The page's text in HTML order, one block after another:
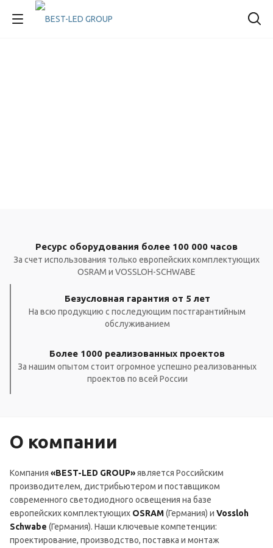
Ресурс оборудования более 100 000 часов
За счет использования только европейских комплектующих
OSRAM и VOSSLOH-SCHWABE
Безусловная гарантия от 5 лет
На всю продукцию с последующим постгарантийным
обслуживанием
Более 1000 реализованных проектов
За нашим опытом стоит огромное успешно реализованных
проектов по всей России
О компании
Компания «BEST-LED GROUP»является Российским
производителем, дистрибьютером и поставщиком
современного светодиодного освещения на базе
европейских комплектующих OSRAM(Германия) и Vossloh
Schwabe (Германия). Наши ключевые компетенции:
проектирование, производство, поставка и монтаж